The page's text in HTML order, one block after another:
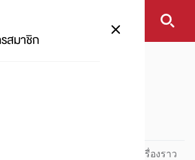
สมาชิก
นโปรโมชัน อัปเดตและติดตามทุกเรื่องราว